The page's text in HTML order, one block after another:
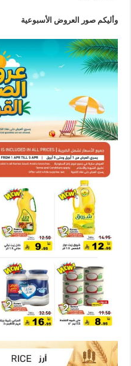
وأليكم صور العروض الأسبوعية